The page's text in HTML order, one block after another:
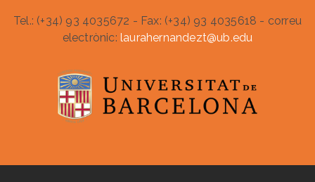
Tel.: (+34) 93 4035672 - Fax: (+34) 93 4035618 - correu
electrònic: laurahernandezt@ub.edu